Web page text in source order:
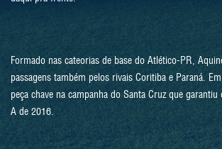
Formado nas cateorias de base do Atlético-PR,
passagens também pelos rivais Coritiba e Paraná.
peça chave na campanha do Santa Cruz que garantiu
A de 2016.